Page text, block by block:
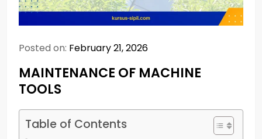
Posted on: February 21, 2026
MAINTENANCE OF MACHINE
TOOLS
Table of Contents